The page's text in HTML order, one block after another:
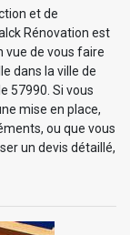
et de
Rénovation est
vue de vous faire
dans la ville de
57990. Si vous
mise en place,
ou que vous
un devis détaillé,